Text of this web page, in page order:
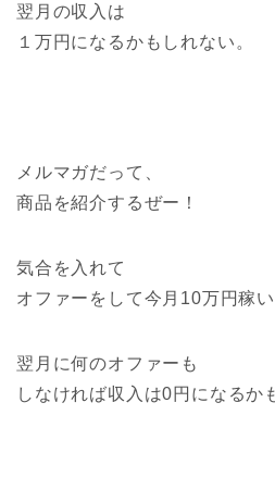
翌月の収入は
１万円になるかもしれない。
メルマガだって、
商品を紹介するぜー！
気合を入れて
オファーをして今月10万円稼
翌月に何のオファーも
しなければ収入は0円になるか